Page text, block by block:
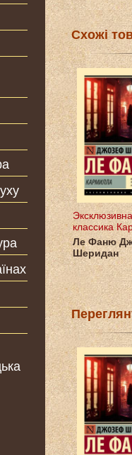
Схожі
классика
Ле Фаню
Шеридан